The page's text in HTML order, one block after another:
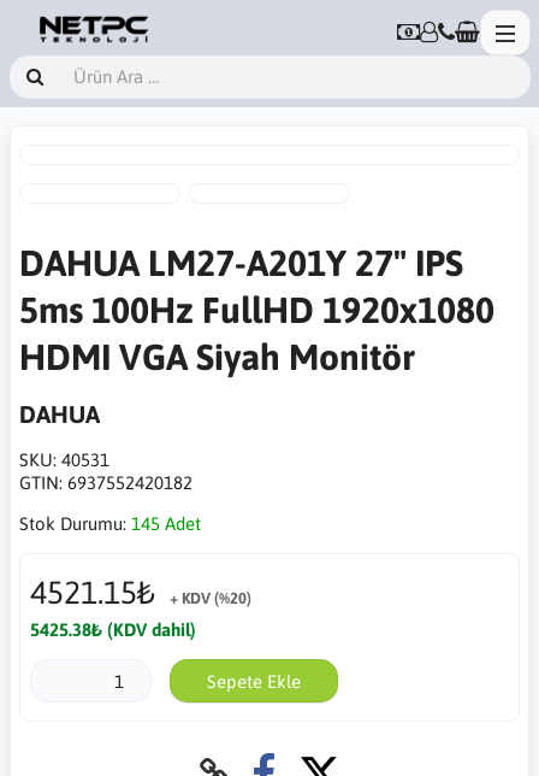
DAHUA LM27-A201Y 27" IPS
5ms 100Hz FullHD 1920x1080
HDMI VGA Siyah Monitör
DAHUA
SKU: 40531
GTIN: 6937552420182
Stok Durumu: 145 Adet
4521.15₺ + KDV (%20)
5425.38₺ (KDV dahil)
Sepete Ekle